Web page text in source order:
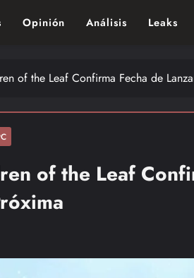
Opinión Análisis Leaks
of the Leaf Confirma Fecha de
of the Leaf